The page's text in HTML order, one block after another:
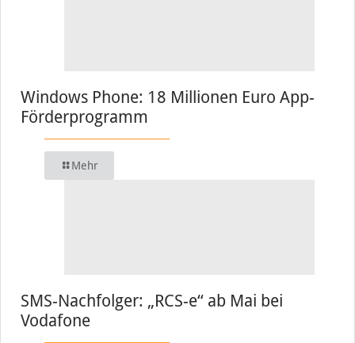
Windows Phone: 18 Millionen Euro App-
Förderprogramm
Mehr
SMS-Nachfolger: „RCS-e“ ab Mai bei
Vodafone